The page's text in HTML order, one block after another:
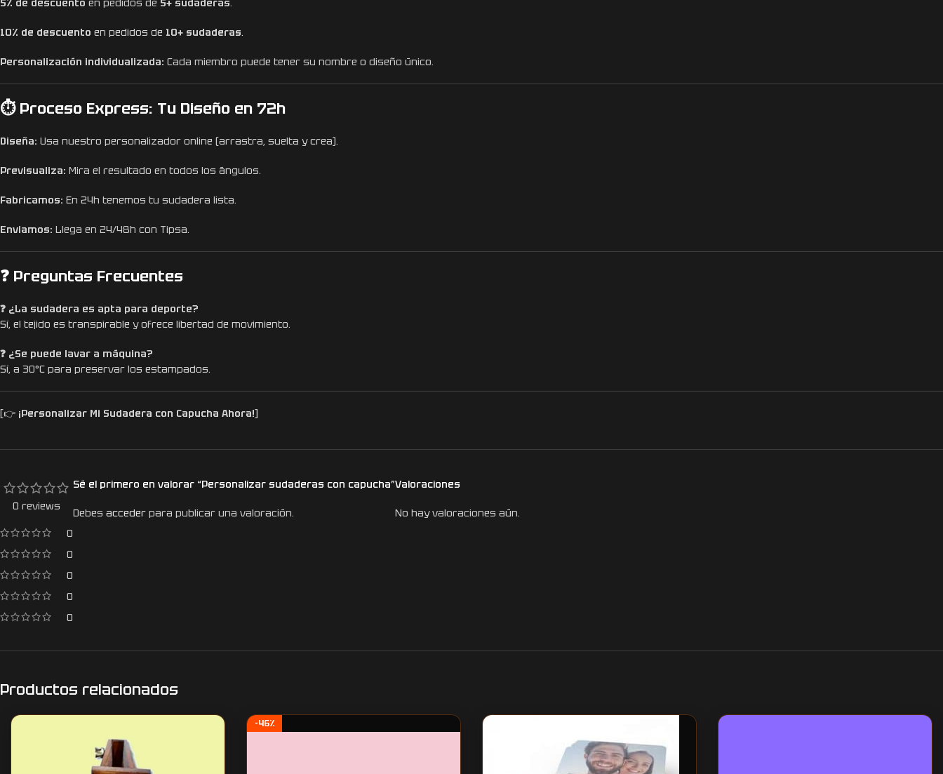
5% de descuento en pedidos de 5+ sudaderas.
10% de descuento en pedidos de 10+ sudaderas.
Personalización individualizada: Cada miembro puede tener su nombre o diseño único.
⏱️ Proceso Express: Tu Diseño en 72h
Diseña: Usa nuestro personalizador online (arrastra, suelta y crea).
Previsualiza: Mira el resultado en todos los ángulos.
Fabricamos: En 24h tenemos tu sudadera lista.
Enviamos: Llega en 24/48h con Tipsa.
❓ Preguntas Frecuentes
❓ ¿La sudadera es apta para deporte?
Sí, el tejido es transpirable y ofrece libertad de movimiento.
❓ ¿Se puede lavar a máquina?
Sí, a 30°C para preservar los estampados.
[👉 ¡Personalizar Mi Sudadera con Capucha Ahora!]
0 reviews
0
0
0
0
0
Valoraciones
No hay valoraciones aún.
Sé el primero en valorar “Personalizar sudaderas con capucha​”
Debes acceder para publicar una valoración.
Productos relacionados
-46%